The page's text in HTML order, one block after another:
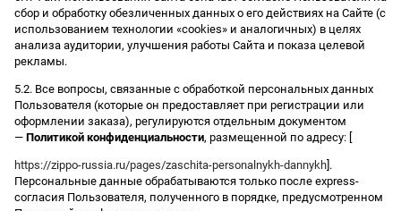
сбор и обработку обезличенных данных о его действиях на Сайте (с
использованием технологии «cookies» и аналогичных) в целях
анализа аудитории, улучшения работы Сайта и показа целевой
рекламы.
5.2. Все вопросы, связанные с обработкой персональных данных
Пользователя (которые он предоставляет при регистрации или
оформлении заказа), регулируются отдельным документом
— Политикой конфиденциальности, размещенной по адресу: [
https://zippo-russia.ru/pages/zaschita-personalnykh-dannykh].
Персональные данные обрабатываются только после express-
согласия Пользователя, полученного в порядке, предусмотренном